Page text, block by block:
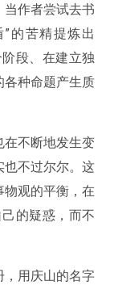
作者尝试去书
的苦精提炼出
段、在建立独
各种命题产生质
在不断地发生变
也不过尔尔。这
观的平衡，在
的疑惑，而不
，用庆山的名字